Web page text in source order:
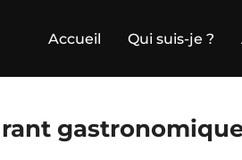
Accueil Qui suis-je ?